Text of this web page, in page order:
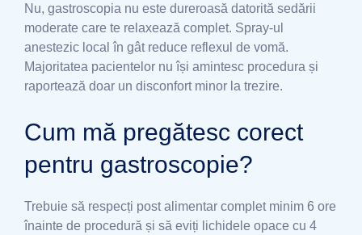
Nu, gastroscopia nu este dureroasă datorită sedării
moderate care te relaxează complet. Spray-ul
anestezic local în gât reduce reflexul de vomă.
Majoritatea pacientelor nu își amintesc procedura și
raportează doar un disconfort minor la trezire.
Cum mă pregătesc corect
pentru gastroscopie?
Trebuie să respecți post alimentar complet minim 6 ore
înainte de procedură și să eviți lichidele opace cu 4